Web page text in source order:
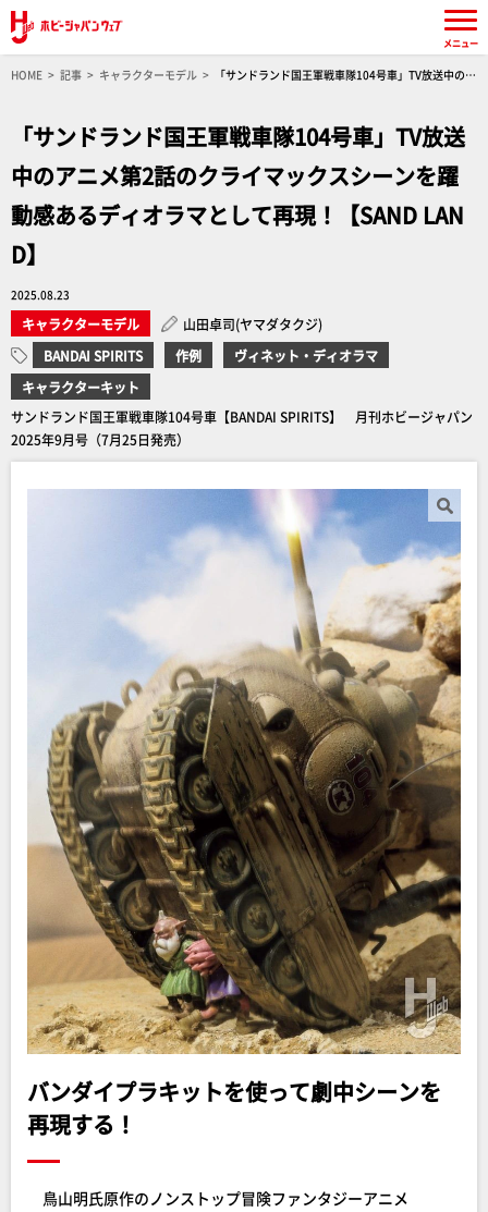
HOME 記事 キャラクターモデル
「サンドランド国王軍戦車隊104号車」TV放送中のア
「サンドランド国王軍戦車隊104号車」TV放送
中のアニメ第2話のクライマックスシーンを躍
動感あるディオラマとして再現！【SAND LAN
D】
2025.08.23
キャラクターモデル
山田卓司(ヤマダタクジ)
BANDAI SPIRITS
作例
ヴィネット・ディオラマ
キャラクターキット
サンドランド国王軍戦車隊104号車【BANDAI SPIRITS】 月刊ホビージャパン
2025年9月号（7月25日発売）
バンダイプラキットを使って劇中シーンを
再現する！
鳥山明氏原作のノンストップ冒険ファンタジーアニメ
メニュー